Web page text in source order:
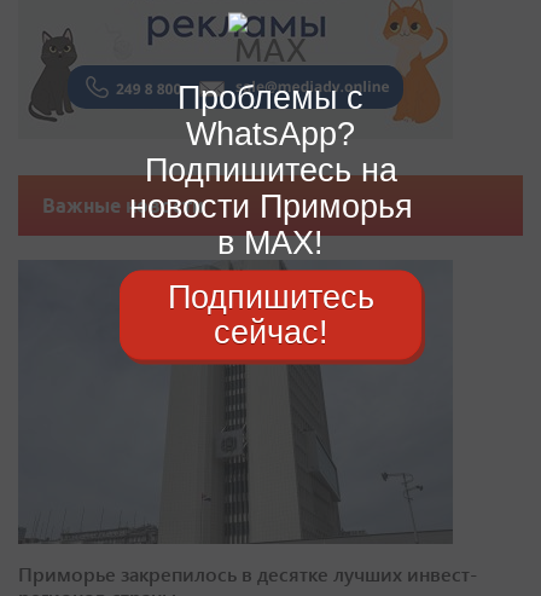
Важные новости
Приморье закрепилось в десятке лучших инвест-
Проблемы с
WhatsApp?
Подпишитесь на
новости Приморья
в MAX!
Подпишитесь
сейчас!